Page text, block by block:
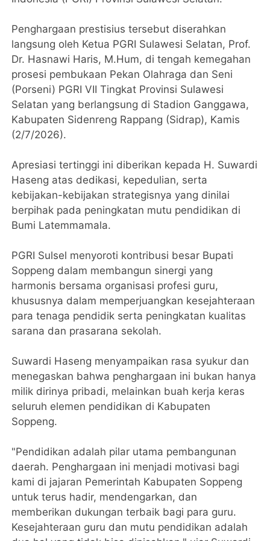
Penghargaan prestisius tersebut diserahkan
langsung oleh Ketua PGRI Sulawesi Selatan, Prof.
Dr. Hasnawi Haris, M.Hum, di tengah kemegahan
prosesi pembukaan Pekan Olahraga dan Seni
(Porseni) PGRI VII Tingkat Provinsi Sulawesi
Selatan yang berlangsung di Stadion Ganggawa,
Kabupaten Sidenreng Rappang (Sidrap), Kamis
(2/7/2026).
Apresiasi tertinggi ini diberikan kepada H. Suwardi
Haseng atas dedikasi, kepedulian, serta
kebijakan-kebijakan strategisnya yang dinilai
berpihak pada peningkatan mutu pendidikan di
Bumi Latemmamala.
PGRI Sulsel menyoroti kontribusi besar Bupati
Soppeng dalam membangun sinergi yang
harmonis bersama organisasi profesi guru,
khususnya dalam memperjuangkan kesejahteraan
para tenaga pendidik serta peningkatan kualitas
sarana dan prasarana sekolah.
Suwardi Haseng menyampaikan rasa syukur dan
menegaskan bahwa penghargaan ini bukan hanya
milik dirinya pribadi, melainkan buah kerja keras
seluruh elemen pendidikan di Kabupaten
Soppeng.
"Pendidikan adalah pilar utama pembangunan
daerah. Penghargaan ini menjadi motivasi bagi
kami di jajaran Pemerintah Kabupaten Soppeng
untuk terus hadir, mendengarkan, dan
memberikan dukungan terbaik bagi para guru.
Kesejahteraan guru dan mutu pendidikan adalah